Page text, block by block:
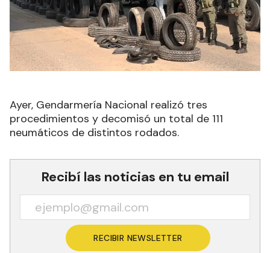
Ayer, Gendarmería Nacional realizó tres
procedimientos y decomisó un total de 111
neumáticos de distintos rodados.
Recibí las noticias en tu email
RECIBIR NEWSLETTER